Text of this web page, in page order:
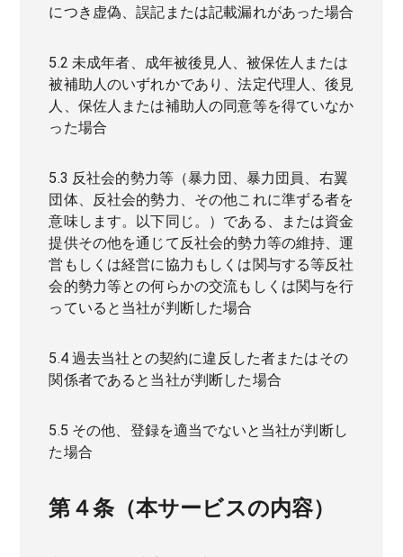
につき虚偽、誤記または記載漏れがあった場合
5.2 未成年者、成年被後見人、被保佐人または
被補助人のいずれかであり、法定代理人、後見
人、保佐人または補助人の同意等を得ていなか
った場合
5.3 反社会的勢力等（暴力団、暴力団員、右翼
団体、反社会的勢力、その他これに準ずる者を
意味します。以下同じ。）である、または資金
提供その他を通じて反社会的勢力等の維持、運
営もしくは経営に協力もしくは関与する等反社
会的勢力等との何らかの交流もしくは関与を行
っていると当社が判断した場合
5.4 過去当社との契約に違反した者またはその
関係者であると当社が判断した場合
5.5 その他、登録を適当でないと当社が判断し
た場合
第４条（本サービスの内容）